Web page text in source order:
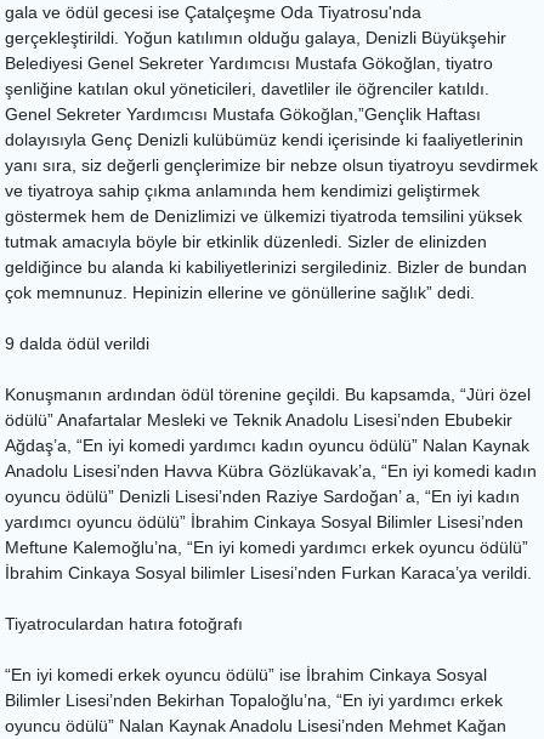
gala ve ödül gecesi ise Çatalçeşme Oda Tiyatrosu'nda
gerçekleştirildi. Yoğun katılımın olduğu galaya, Denizli Büyükşehir
Belediyesi Genel Sekreter Yardımcısı Mustafa Gökoğlan, tiyatro
şenliğine katılan okul yöneticileri, davetliler ile öğrenciler katıldı.
Genel Sekreter Yardımcısı Mustafa Gökoğlan,”Gençlik Haftası
dolayısıyla Genç Denizli kulübümüz kendi içerisinde ki faaliyetlerinin
yanı sıra, siz değerli gençlerimize bir nebze olsun tiyatroyu sevdirmek
ve tiyatroya sahip çıkma anlamında hem kendimizi geliştirmek
göstermek hem de Denizlimizi ve ülkemizi tiyatroda temsilini yüksek
tutmak amacıyla böyle bir etkinlik düzenledi. Sizler de elinizden
geldiğince bu alanda ki kabiliyetlerinizi sergilediniz. Bizler de bundan
çok memnunuz. Hepinizin ellerine ve gönüllerine sağlık” dedi.
9 dalda ödül verildi
Konuşmanın ardından ödül törenine geçildi. Bu kapsamda, “Jüri özel
ödülü” Anafartalar Mesleki ve Teknik Anadolu Lisesi’nden Ebubekir
Ağdaş’a, “En iyi komedi yardımcı kadın oyuncu ödülü” Nalan Kaynak
Anadolu Lisesi’nden Havva Kübra Gözlükavak’a, “En iyi komedi kadın
oyuncu ödülü” Denizli Lisesi’nden Raziye Sardoğan’ a, “En iyi kadın
yardımcı oyuncu ödülü” İbrahim Cinkaya Sosyal Bilimler Lisesi’nden
Meftune Kalemoğlu’na, “En iyi komedi yardımcı erkek oyuncu ödülü”
İbrahim Cinkaya Sosyal bilimler Lisesi’nden Furkan Karaca’ya verildi.
Tiyatroculardan hatıra fotoğrafı
“En iyi komedi erkek oyuncu ödülü” ise İbrahim Cinkaya Sosyal
Bilimler Lisesi’nden Bekirhan Topaloğlu’na, “En iyi yardımcı erkek
oyuncu ödülü” Nalan Kaynak Anadolu Lisesi’nden Mehmet Kağan